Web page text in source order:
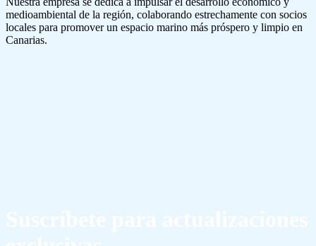
medioambiental de la región, colaborando estrechamente con socios
locales para promover un espacio marino más próspero y limpio en
Canarias.